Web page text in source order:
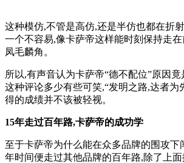
这种模仿,不管是高仿,还是半仿也都在折
一个不容易,像卡萨帝这样能时刻保持走
凤毛麟角。
所以,有声音认为卡萨帝“德不配位”原因
这种评论多少有些可笑,“发明之路,达者为
得的成绩并不该被轻视。
15年走过百年路,卡萨帝的成功学
至于卡萨帝为什么能在众多品牌的围攻下
年时间便走过其他品牌的百年路,除了上